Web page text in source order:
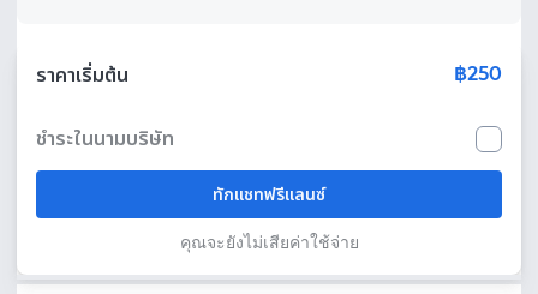
ราคาเริ่มต้น ฿250
ชำระในนามบริษัท
ทักแชทฟรีแลนซ์
คุณจะยังไม่เสียค่าใช้จ่าย